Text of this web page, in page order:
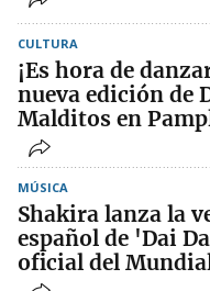
CULTURA
¡Es hora de
nueva edición de
Malditos en
MÚSICA
Shakira lanza la
español de 'Dai
oficial del